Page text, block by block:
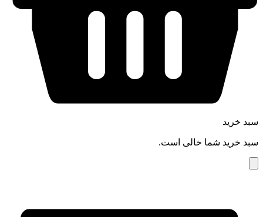
سبد خرید
سبد خرید شما خالی است.